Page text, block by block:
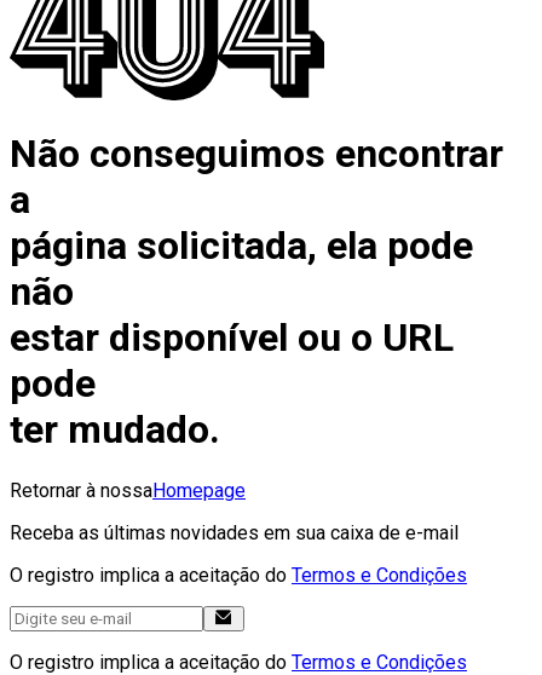
Não conseguimos encontrar
a
página solicitada, ela pode
não
estar disponível ou o URL
pode
ter mudado.
Retornar à nossaHomepage
Receba as últimas novidades em sua caixa de e-mail
O registro implica a aceitação do Termos e Condições
O registro implica a aceitação do Termos e Condições